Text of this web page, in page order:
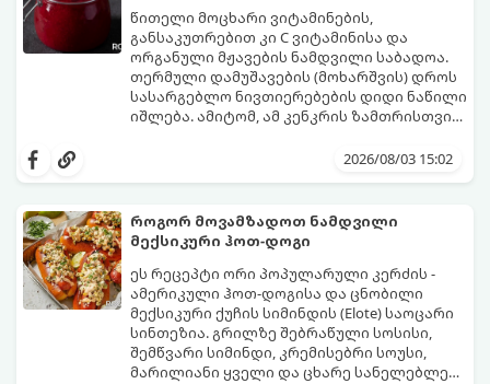
წითელი მოცხარი ვიტამინების,
განსაკუთრებით კი C ვიტამინისა და
ორგანული მჟავების ნამდვილი საბადოა.
თერმული დამუშავების (მოხარშვის) დროს
სასარგებლო ნივთიერებების დიდი ნაწილი
იშლება. ამიტომ, ამ კენკრის ზამთრისთვის
მომზადებაა - მოხარშვის გარეშე.
ბუნებრივ, კაშკაშა გემოს, არომატს და
2026/08/03 15:02
როგორ მოვამზადოთ ნამდვილი
მექსიკური ჰოთ-დოგი
ეს რეცეპტი ორი პოპულარული კერძის -
ამერიკული ჰოთ-დოგისა და ცნობილი
მექსიკური ქუჩის სიმინდის (Elote) საოცარი
სინთეზია. გრილზე შებრაწული სოსისი,
შემწვარი სიმინდი, კრემისებრი სოუსი,
მარილიანი ყველი და ცხარე სანელებლები